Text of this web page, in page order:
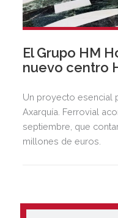
El Grupo HM
nuevo centro
Un proyecto esencial
Axarquía. Ferrovial
septiembre, que
millones de euros.